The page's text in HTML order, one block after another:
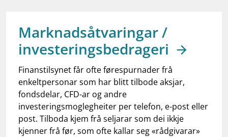
dashboardInformasjon for investorer
notifications_noneAbonner på nyhetsvarsel
Marknadsåtvaringar /
investeringsbedrageri
Finanstilsynet får ofte førespurnader frå
enkeltpersonar som har blitt tilbode aksjar,
fondsdelar, CFD-ar og andre
investeringsmoglegheiter per telefon, e-post eller
post. Tilboda kjem frå seljarar som dei ikkje
kjenner frå før, som ofte kallar seg «rådgivarar»